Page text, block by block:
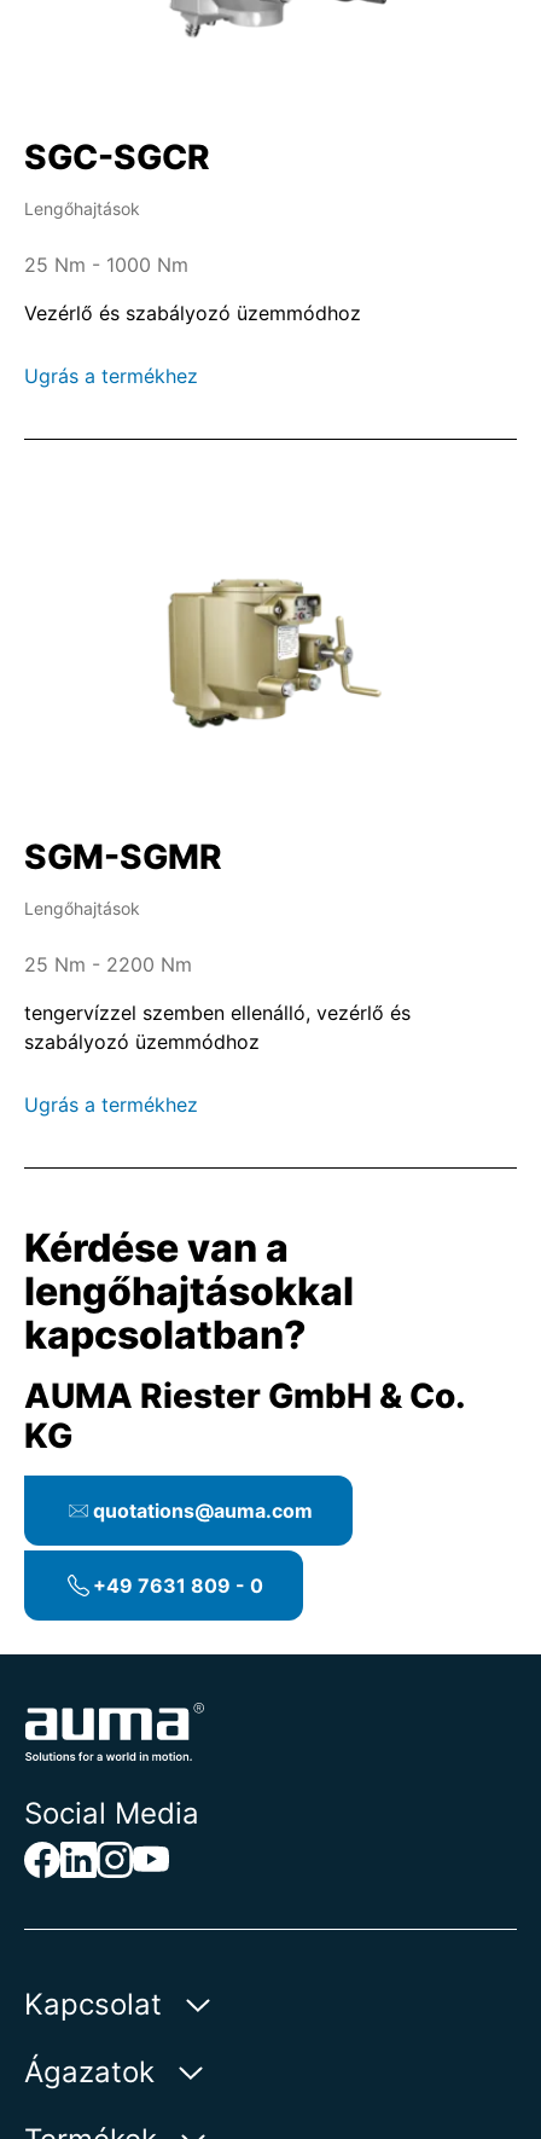
SGC-SGCR
Lengőhajtások
25 Nm - 1000 Nm
Vezérlő és szabályozó üzemmódhoz
Ugrás a termékhez
SGM-SGMR
Lengőhajtások
25 Nm - 2200 Nm
tengervízzel szemben ellenálló, vezérlő és
szabályozó üzemmódhoz
Ugrás a termékhez
Kérdése van a
lengőhajtásokkal
kapcsolatban?
AUMA Riester GmbH & Co.
KG
quotations@auma.com
+49 7631 809 - 0
Social Media
Kapcsolat
AUMA Riester
Aumastr 1
Ágazatok
Víz